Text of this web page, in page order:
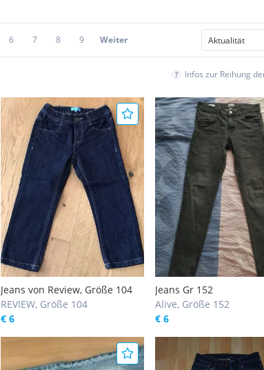
6 7 8 9 Weiter
Infos zur Reihung
Jeans von Review, Größe 104
REVIEW, Größe 104
€ 6
Jeans Gr 152
Alive, Größe 152
€ 6